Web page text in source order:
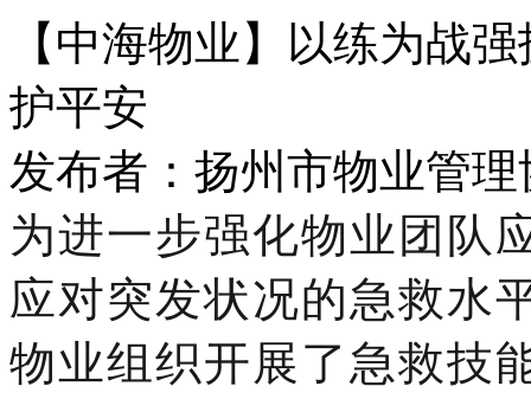
【中海物业】以练为战
护平安
发布者：扬州市物业管
为进一步强化物业团队
应对突发状况的急救水
物业组织开展了急救技